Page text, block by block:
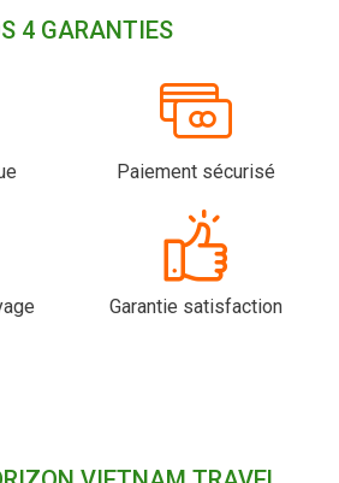
4 GARANTIES
Paiement sécurisé
Garantie satisfaction